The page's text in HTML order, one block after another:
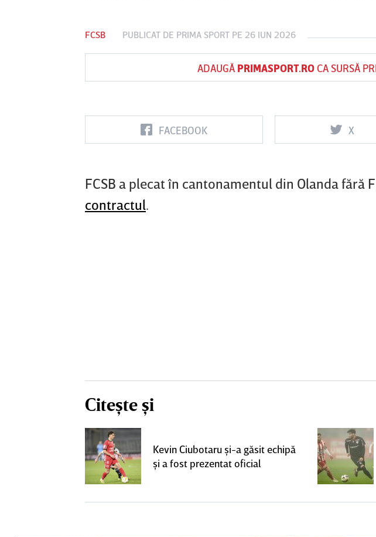
FCSB PUBLICAT DE PRIMA SPORT PE 26 IUN 2026
ADAUGĂ PRIMASPORT.ROCA SURSĂ
FACEBOOK X
FCSB a plecat în cantonamentul din Olanda fără
contractul.
Citește și
Kevin Ciubotaru şi-a găsit echipă
şi a fost prezentat oficial
Farul
Vs
Csikszereda Dinamo
Vs
FC Voluntari